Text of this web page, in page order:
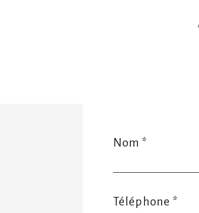
Nom *
Téléphone *